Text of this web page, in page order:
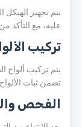
يتم تجهيز
عليه، مع التأكد
تركيب
يتم تركيب ألواح
تضمن ثبات
الفحص